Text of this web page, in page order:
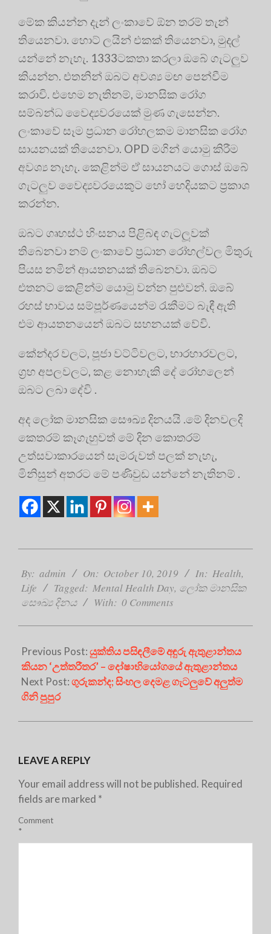
මේක කියන්න දැන් ලංකාවේ ඕන තරම් තැන්
තියෙනවා. හොට් ලයින් එකක් තියෙනවා, මුදල්
යන්නේ නැහැ. 1333ටකතා කරලා ඔබේ ගැටලුව
කියන්න. එතනින් ඔබට අවශ්‍ය මඟ පෙන්වීම
කරාවි. එහෙම නැතිනම්, මානසික රෝග
සම්බන්ධ වෛද්‍යවරයෙක් මුණ ගැසෙන්න.
ලංකාවේ සෑම ප්‍රධාන රෝහලකම මානසික රෝග
සායනයක් තියෙනවා. OPD මගින් යොමු කිරීම
අවශ්‍ය නැහැ. කෙළින්ම ඒ සායනයට ගොස් ඔබේ
ගැටලුව වෛද්‍යවරයෙකුට හෝ හෙදියකට ප්‍රකාශ
කරන්න.
ඔබට ගෘහස්ථ හිංසනය පිළිබඳ ගැටලූවක්
තිබෙනවා නම් ලංකාවේ ප්‍රධාන රෝහල්වල මිතුරු
පියස නමින් ආයතනයක් තිබෙනවා. ඔබට
එතනට කෙළින්ම යොමු වන්න පුළුවන්. ඔබේ
රහස්‍ භාවය සම්පූර්ණයෙන්ම රැකීමට බැඳී ඇති
එම ආයතනයෙන් ඔබට සහනයක් වේවි.
කේන්දර වලට, පූජා වට්ටිවලට, භාරහාරවලට,
ග්‍රහ අපලවලට, කළ නොහැකි දේ රෝහලෙන්
ඔබට ලබා දේවි .
අද ලෝක මානසික සෞඛ්‍ය දිනයයි .මේ දිනවලදි
කෙතරම් කෑගැහුවත් මේ දින කොතරම්
උත්සවාකාරයෙන් සැමරුවත් පලක් නැහැ,
මිනිසුන් අතරට මේ පණිවුඩ යන්නේ නැතිනම් .
10-
10
By: admin On: October 10, 2019 In: Health,
Life
Tagged: Mental Health Day, ලෝක මානසික
සෞඛ්‍ය දිනය
With: 0 Comments
Previous Post:යුක්තිය පසිඳලීමේ අඳුරු ඇතුළාන්තය
කියන ‘උත්තරීතර’ – දෝෂාභියෝගයේ ඇතුළාන්තය
Next Post:ගුරුකන්ද; සිංහල දෙමළ ගැටලුවේ අලුත්ම
ගිනි පුපුර
LEAVE A REPLY
Your email address will not be published. Required
fields are marked *
Comment
*